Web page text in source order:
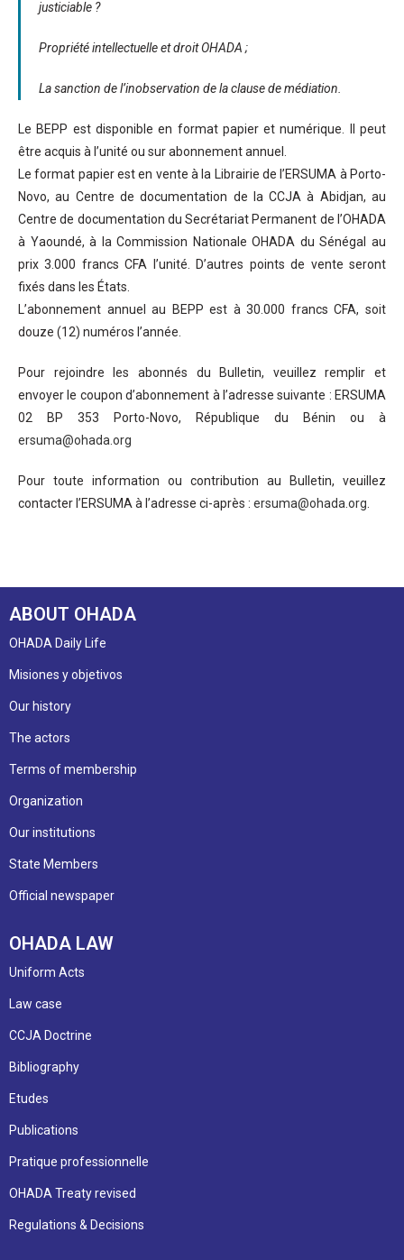
justiciable ?
Propriété intellectuelle et droit OHADA ;
La sanction de l’inobservation de la clause de médiation.
Le BEPP est disponible en format papier et numérique. Il peut
être acquis à l’unité ou sur abonnement annuel.
Le format papier est en vente à la Librairie de l’ERSUMA à Porto-
Novo, au Centre de documentation de la CCJA à Abidjan, au
Centre de documentation du Secrétariat Permanent de l’OHADA
à Yaoundé, à la Commission Nationale OHADA du Sénégal au
prix 3.000 francs CFA l’unité. D’autres points de vente seront
fixés dans les États.
L’abonnement annuel au BEPP est à 30.000 francs CFA, soit
douze (12) numéros l’année.
Pour rejoindre les abonnés du Bulletin, veuillez remplir et
envoyer le coupon d’abonnement à l’adresse suivante : ERSUMA
02 BP 353 Porto-Novo, République du Bénin ou à
ersuma@ohada.org
Pour toute information ou contribution au Bulletin, veuillez
contacter l’ERSUMA à l’adresse ci-après : ersuma@ohada.org
ABOUT OHADA
OHADA Daily Life
Misiones y objetivos
Our history
The actors
Terms of membership
Organization
Our institutions
State Members
Official newspaper
OHADA LAW
Uniform Acts
Law case
CCJA Doctrine
Bibliography
Etudes
Publications
Pratique professionnelle
OHADA Treaty revised
Regulations & Decisions